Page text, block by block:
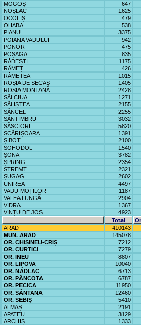
MOGOȘ
647
NOȘLAC
1625
OCOLIȘ
479
OHABA
538
PIANU
3375
POIANA VADULUI
942
PONOR
475
POȘAGA
835
RĂDEȘTI
1175
RÂMEȚ
426
RÂMETEA
1015
ROȘIA DE SECAȘ
1405
ROȘIA MONTANĂ
2428
SĂLCIUA
1271
SĂLIȘTEA
2155
SÂNCEL
2255
SÂNTIMBRU
3032
SĂSCIORI
5820
SCĂRIȘOARA
1391
ȘIBOT
2100
SOHODOL
1540
ȘONA
3782
ȘPRING
2354
STREMȚ
2321
ȘUGAG
2602
UNIREA
4497
VADU MOȚILOR
1187
VALEA LUNGĂ
2904
VIDRA
1367
VINȚU DE JOS
4923
Total
ARAD
410143
MUN. ARAD
145078
OR. CHIȘINEU-CRIȘ
7212
OR. CURTICI
7279
OR. INEU
8807
OR. LIPOVA
10040
OR. NĂDLAC
6713
OR. PÂNCOTA
6787
OR. PECICA
11950
OR. SÂNTANA
12460
OR. SEBIȘ
5410
ALMAȘ
2191
APATEU
3129
ARCHIȘ
1333